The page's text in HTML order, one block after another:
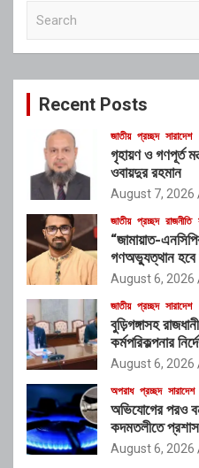
c
Recent Posts
জাতীয় প্রচ্ছদ সারাদেশ
গৃহায়ণ ও গণপূর্ত
ওবায়দুর রহমান
August 7, 2026
জাতীয় প্রচ্ছদ রাজনীতি
“জামায়াত-
গণঅভ্যুত্থান হবে
নেই”: রাশেদ
August 6, 2026
জাতীয় প্রচ্ছদ সারাদেশ
বুড়িগঙ্গাসহ
কর্মপরিকল্পনার
আন্তঃসংস্থা
August 6, 2026
অপরাধ প্রচ্ছদ সারাদেশ
অভিযোগের পরও
কদমতলীতে
August 6, 2026